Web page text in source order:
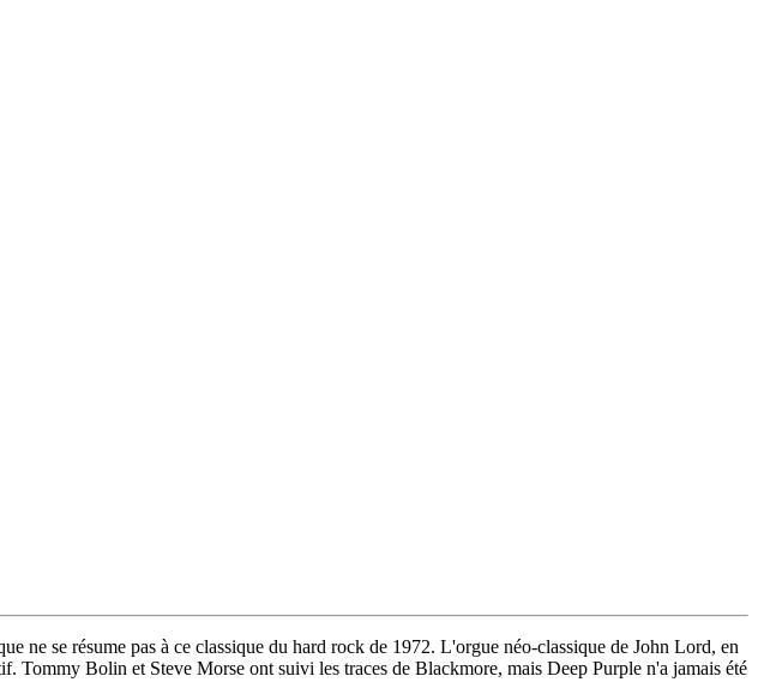
se résume pas à ce classique du hard rock de 1972. L'orgue néo-classique de John Lord, en
Tommy Bolin et Steve Morse ont suivi les traces de Blackmore, mais Deep Purple n'a jamais été